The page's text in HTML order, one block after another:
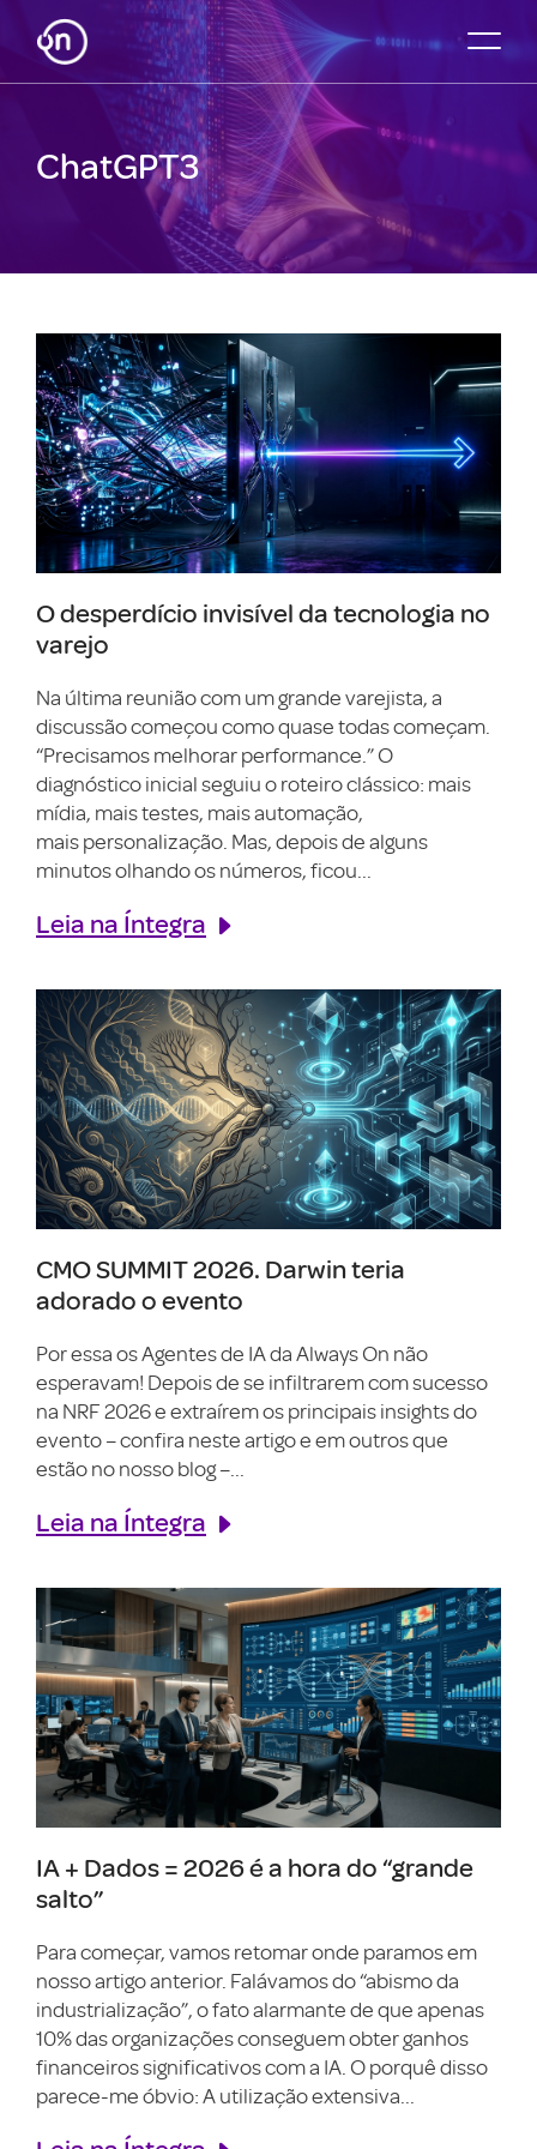
ChatGPT3
O desperdício invisível da tecnologia no
varejo
Na última reunião com um grande varejista, a
discussão começou como quase todas começam.
“Precisamos melhorar performance.” O
diagnóstico inicial seguiu o roteiro clássico: mais
mídia, mais testes, mais automação,
mais personalização. Mas, depois de alguns
minutos olhando os números, ficou...
Leia na Íntegra
CMO SUMMIT 2026. Darwin teria
adorado o evento
Por essa os Agentes de IA da Always On não
esperavam! Depois de se infiltrarem com sucesso
na NRF 2026 e extraírem os principais insights do
evento – confira neste artigo e em outros que
estão no nosso blog –...
Leia na Íntegra
IA + Dados = 2026 é a hora do “grande
salto”
Para começar, vamos retomar onde paramos em
nosso artigo anterior. Falávamos do “abismo da
industrialização”, o fato alarmante de que apenas
10% das organizações conseguem obter ganhos
financeiros significativos com a IA. O porquê disso
parece-me óbvio: A utilização extensiva...